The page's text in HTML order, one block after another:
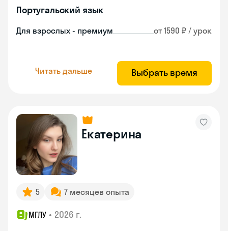
Португальский язык
Для взрослых - премиум от 1590 ₽ / урок
Читать дальше Выбрать время
Екатерина
5 7 месяцев опыта
МГЛУ • 2026 г.